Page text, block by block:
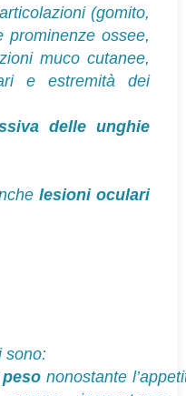
(gomito,
prominenze ossee,
muco cutanee,
e estremità dei
delle unghie
lesioni oculari
sono:
nonostante